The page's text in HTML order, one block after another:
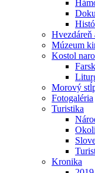
Hvezdáreň
Múzeum
Kostol
Morový
Fotogaléria
Turistika
Kronika